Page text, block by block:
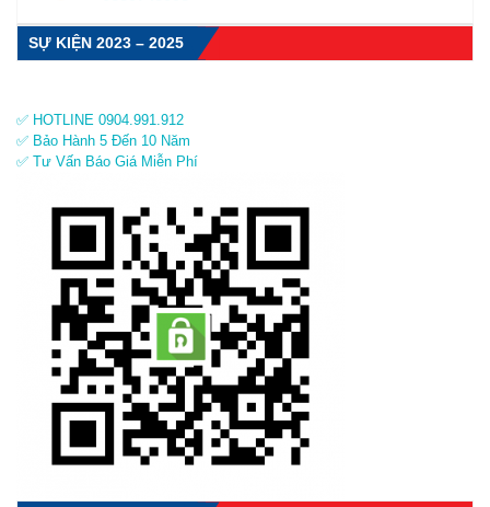
SỰ KIỆN 2023 – 2025
✅ HOTLINE 0904.991.912
✅ Bảo Hành 5 Đến 10 Năm
✅ Tư Vấn Báo Giá Miễn Phí